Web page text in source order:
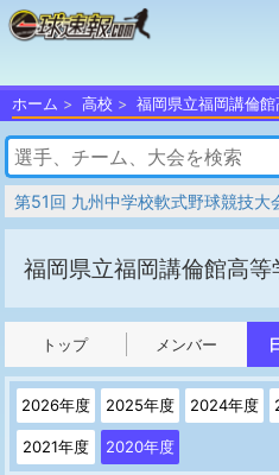
ホーム 高校 福岡県立福岡講倫館
第51回 九州中学校軟式野球競技大
福岡県立福岡講倫館高等
トップ メンバー
2026年度 2025年度 2024年度
2021年度 2020年度